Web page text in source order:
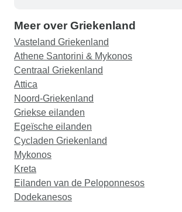
Meer over Griekenland
Vasteland Griekenland
Athene Santorini & Mykonos
Centraal Griekenland
Attica
Noord-Griekenland
Griekse eilanden
Egeïsche eilanden
Cycladen Griekenland
Mykonos
Kreta
Eilanden van de Peloponnesos
Dodekanesos